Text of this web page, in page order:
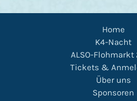
Home
K4-Nacht
ALSO-Flohmarkt
Tickets &
Über uns
Sponsoren